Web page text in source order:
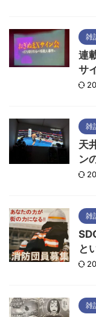
雑
連
サ
雑
天
ン
雑
と
雑